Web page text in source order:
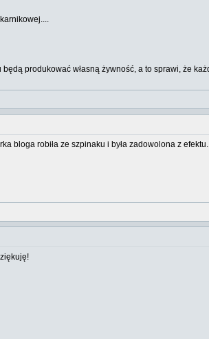
produkować własną żywność, a to sprawi, że
bloga robiła ze szpinaku i była zadowolona z efektu.